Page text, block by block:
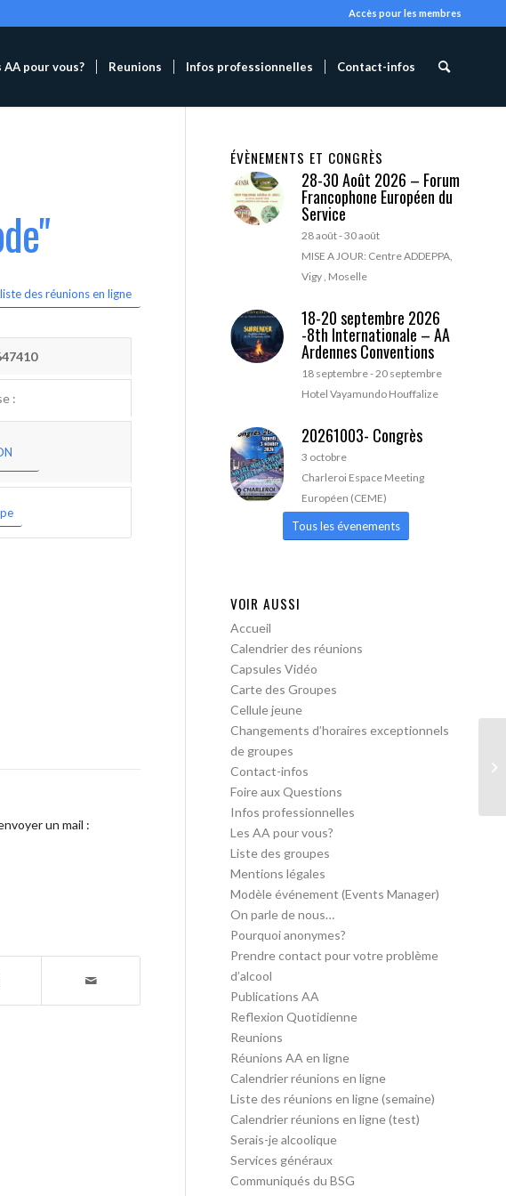
Accès pour les membres
AA pour vous? Reunions Infos professionnelles Contact-infos
des réunions en ligne
:
un mail :
ÉVÈNEMENTS ET CONGRÈS
28-30 Août 2026 – Forum
Francophone Européen du
Service
28 août-30 août
MISE A JOUR: Centre ADDEPPA,
Vigy , Moselle
18-20 septembre 2026
-8th Internationale – AA
Ardennes Conventions
18 septembre-20 septembre
Hotel Vayamundo Houffalize
20261003- Congrès
3 octobre
Charleroi Espace Meeting
Européen (CEME)
Tous les évenements
VOIR AUSSI
Accueil
Calendrier des réunions
Capsules Vidéo
Carte des Groupes
Cellule jeune
Changements d’horaires exceptionnels
de groupes
Contact-infos
Foire aux Questions
Infos professionnelles
Les AA pour vous?
Liste des groupes
Mentions légales
Modèle événement (Events Manager)
On parle de nous…
Pourquoi anonymes?
Prendre contact pour votre problème
d’alcool
Publications AA
Reflexion Quotidienne
Reunions
Réunions AA en ligne
Calendrier réunions en ligne
Liste des réunions en ligne (semaine)
Calendrier réunions en ligne (test)
Serais-je alcoolique
Services généraux
Communiqués du BSG